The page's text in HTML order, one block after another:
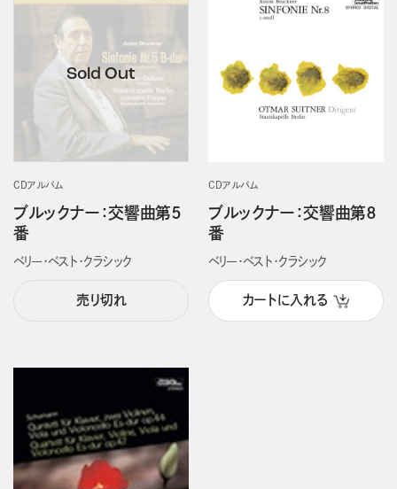
CDアルバム
ブルックナー：交響曲第５
番
ベリー・ベスト・クラシック
売り切れ
CDアルバム
ブルックナー：交響曲第８
番
ベリー・ベスト・クラシック
カートに入れる